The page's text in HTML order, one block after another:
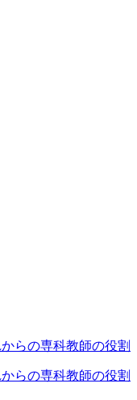
らの専科教師の役割
らの専科教師の役割